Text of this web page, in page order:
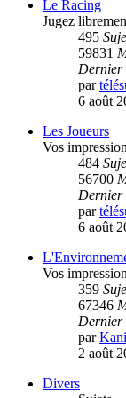
Le Racing
Jugez
495
59831
Dernier
par
6 août
Les Joueurs
Vos
484
56700
Dernier
par
6 août
Vos
359
67346
Dernier
par
2 août
Divers